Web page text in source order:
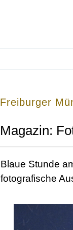
Freiburger
Magazin:
Blaue Stunde
fotografische